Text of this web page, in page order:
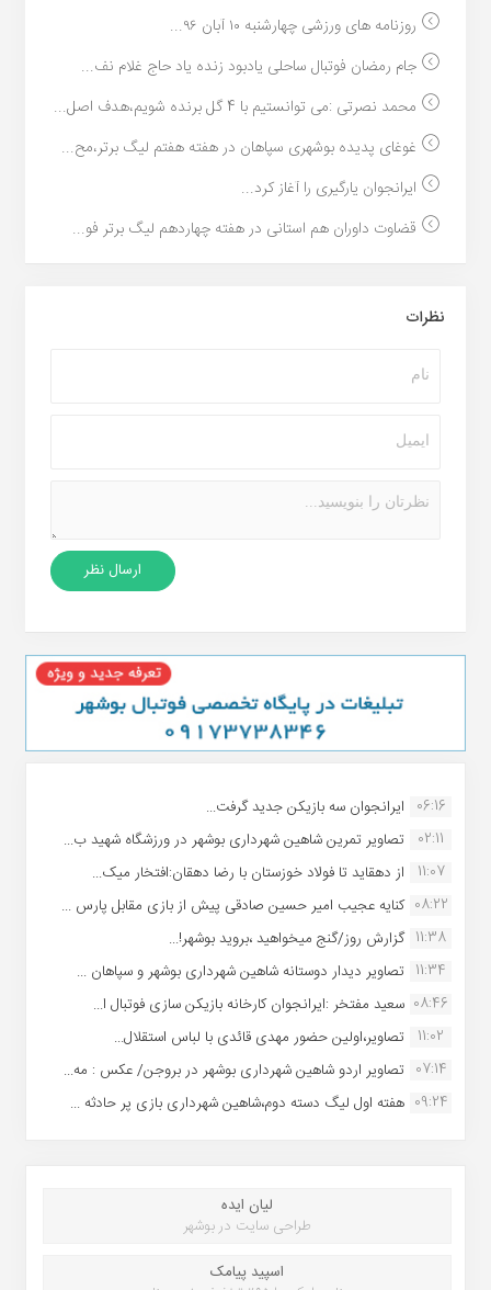
روزنامه های ورزشی چهارشنبه ۱۰ آبان ۹۶...
جام رمضان فوتبال ساحلی یادبود زنده یاد حاج غلام نف...
محمد نصرتی :می توانستیم با 4 گل برنده شویم،هدف اصل...
غوغای پدیده بوشهری سپاهان در هفته هفتم لیگ برتر،مح...
ایرانجوان یارگیری را آغاز کرد...
قضاوت داوران هم استانی در هفته چهاردهم لیگ برتر فو...
نظرات
06:16 ایرانجوان سه بازیکن جدید گرفت...
02:11
تصاویر تمرین شاهین شهردارى بوشهر در ورزشگاه شهید ب...
11:07
از دهقاید تا فولاد خوزستان با رضا دهقان:افتخار میک...
08:22 کنایه عجیب امیر حسین صادقی پیش از بازی مقابل پارس ...
11:38 گزارش روز/گنج میخواهید ،بروید بوشهر!...
11:34 تصاویر دیدار دوستانه شاهین شهردارى بوشهر و سپاهان ...
08:46 سعید مفتخر :ایرانجوان کارخانه بازیکن سازی فوتبال ا...
11:02
تصاویر،اولین حضور مهدی قائدی با لباس استقلال...
07:14 تصاویر اردو شاهین شهرداری بوشهر در بروجن/ عکس : مه...
09:24 هفته اول لیگ دسته دوم،شاهین شهرداری بازی پر حادثه ...
لیان ایده
طراحی سایت در بوشهر
اسپید پیامک